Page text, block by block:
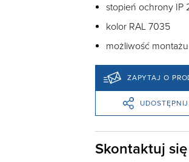
stopień ochrony IP
kolor RAL 7035
możliwość
ZAPYTAJ O
UDOSTĘPNIJ
Skontaktuj